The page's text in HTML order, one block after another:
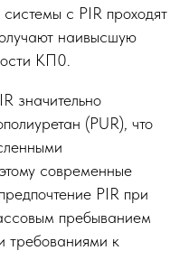
с PIR проходят
наивысшую
КП0.
значительно
(PUR), что
современные
PIR при
пребыванием
требованиями к